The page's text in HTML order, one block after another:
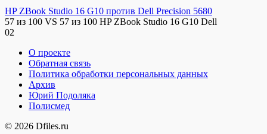
HP ZBook Studio 16 G10 против Dell Precision 5680
57 из 100 VS 57 из 100 HP ZBook Studio 16 G10 Dell
02
О проекте
Обратная связь
Политика обработки персональных данных
Архив
Юрий Подоляка
Полисмед
© 2026 Dfiles.ru